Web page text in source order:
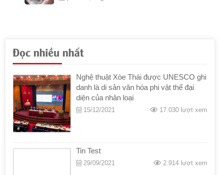
Đọc nhiều nhất
Nghệ thuật Xòe Thái được UNESCO ghi
danh là di sản văn hóa phi vật thể đại
diện của nhân loại
15/12/2021 17.030 lượt xem
Tin Test
29/09/2021 2.914 lượt xem